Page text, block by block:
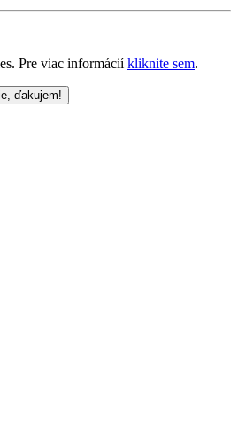
Pre viac informáciíkliknite sem.
ďakujem!